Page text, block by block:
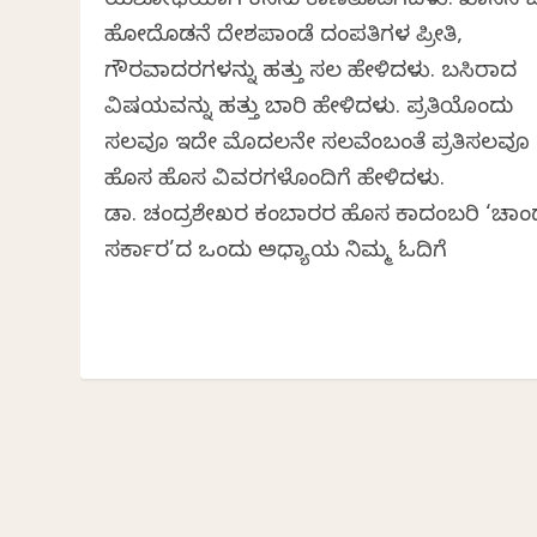
ಹೋದೊಡನೆ ದೇಶಪಾಂಡೆ ದಂಪತಿಗಳ ಪ್ರೀತಿ,
ಗೌರವಾದರಗಳನ್ನು ಹತ್ತು ಸಲ ಹೇಳಿದಳು. ಬಸಿರಾದ
ವಿಷಯವನ್ನು ಹತ್ತು ಬಾರಿ ಹೇಳಿದಳು. ಪ್ರತಿಯೊಂದು
ಸಲವೂ ಇದೇ ಮೊದಲನೇ ಸಲವೆಂಬಂತೆ ಪ್ರತಿಸಲವೂ
ಹೊಸ ಹೊಸ ವಿವರಗಳೊಂದಿಗೆ ಹೇಳಿದಳು.
ಡಾ. ಚಂದ್ರಶೇಖರ ಕಂಬಾರರ ಹೊಸ ಕಾದಂಬರಿ
ಸರ್ಕಾರ’ದ ಒಂದು ಅಧ್ಯಾಯ ನಿಮ್ಮ ಓದಿಗೆ